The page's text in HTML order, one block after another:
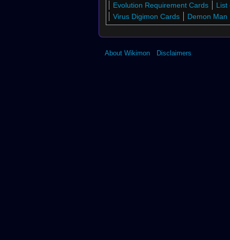
Evolution Requirement Cards
List
Virus Digimon Cards
Demon Man
About Wikimon Disclaimers